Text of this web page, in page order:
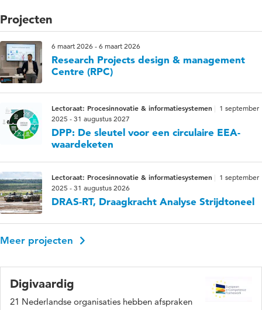
Projecten
6 maart 2026 - 6 maart 2026
Research Projects design & management
Centre (RPC)
Lectoraat: Procesinnovatie & informatiesystemen
1 september
2025 - 31 augustus 2027
DPP: De sleutel voor een circulaire EEA-
waardeketen
Lectoraat: Procesinnovatie & informatiesystemen
1 september
2025 - 31 augustus 2026
DRAS-RT, Draagkracht Analyse Strijdtoneel
Meer projecten
Digivaardig
21 Nederlandse organisaties hebben afspraken